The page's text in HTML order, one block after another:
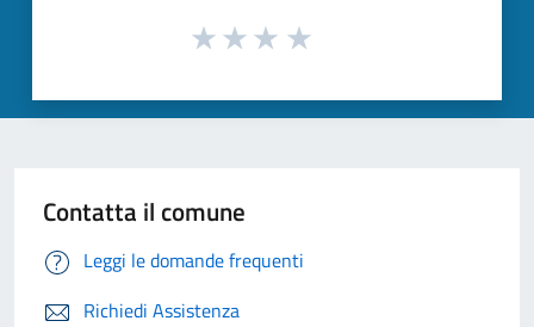
Contatta il comune
Leggi le domande frequenti
Richiedi Assistenza